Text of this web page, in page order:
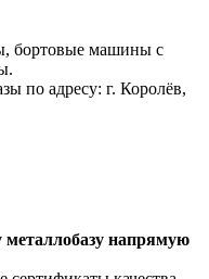
бортовые машины с
по адресу: г. Королёв,
металлобазу напрямую